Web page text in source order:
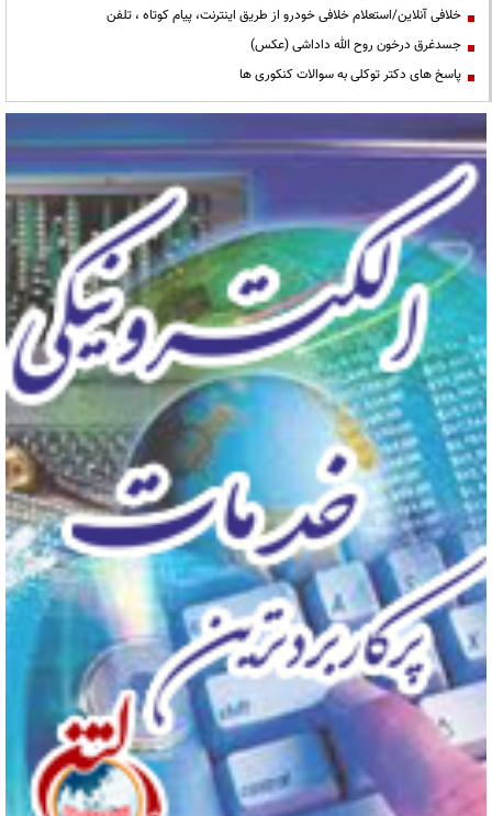
خلافی آنلاین/استعلام خلافی خودرو از طریق اینترنت، پیام کوتاه ، تلفن
جسدغرق درخون روح الله داداشی (عکس)
پاسخ های دکتر توکلی به سوالات کنکوری ها